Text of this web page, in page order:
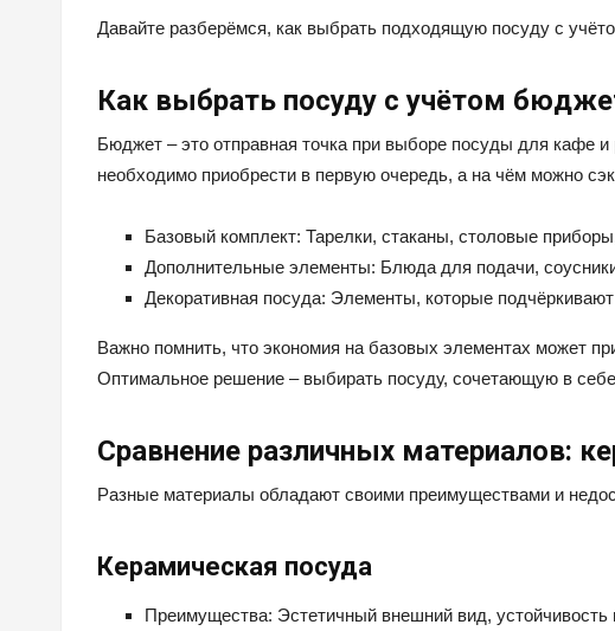
Давайте разберёмся, как выбрать подходящую посуду с
Как выбрать посуду с учётом
Бюджет – это отправная точка при выборе посуды для кафе
необходимо приобрести в первую очередь, а на чём можно
Базовый комплект: Тарелки, стаканы, столовые
Дополнительные элементы: Блюда для подачи,
Декоративная посуда: Элементы, которые
Важно помнить, что экономия на базовых элементах может
Оптимальное решение – выбирать посуду, сочетающую в
Сравнение различных материалов:
Разные материалы обладают своими преимуществами и
Керамическая посуда
Преимущества: Эстетичный внешний вид, устойчивость